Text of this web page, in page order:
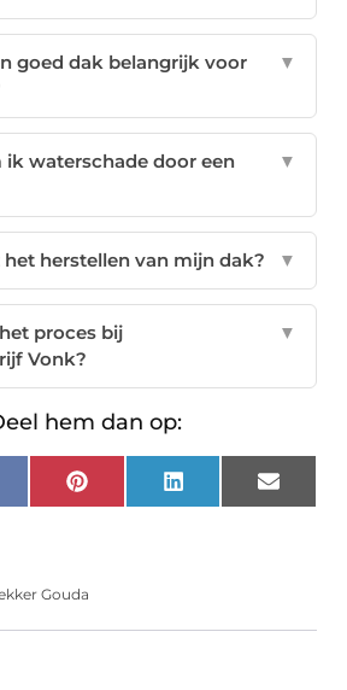
goed dak belangrijk voor
▼
waterschade door een
▼
herstellen van mijn dak? ▼
proces bij
Vonk?
▼
hem dan op:
Pinterest LinkedIn Email
Gouda